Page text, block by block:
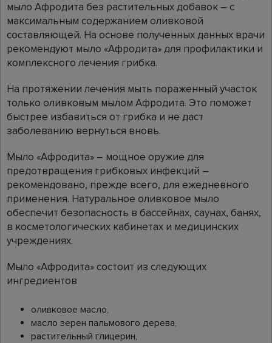
мыло Афродита без растительных добавок – с
максимальным содержанием оливковой
составляющей. На основе полученных данных врачи
рекомендуют мыло «Афродита» для профилактики и
комплексного лечения грибка.
На протяжении лечения мыть пораженный участок
только оливковым мылом Афродита. Это поможет
быстрее избавиться от грибка и не даст
заболеванию вернуться вновь.
Мыло «Афродита» – мощное оружие для
предотвращения грибковых инфекций –
рекомендовано, прежде всего, для ежедневного
применения. Натуральное оливковое мыло
обеспечит безопасность в бассейнах, саунах, банях,
в косметологических кабинетах и медицинских
учреждениях.
Мыло «Афродита» состоит из следующих
ингредиентов
оливковое масло,
масло зерен пальмового дерева,
растительный глицерин,